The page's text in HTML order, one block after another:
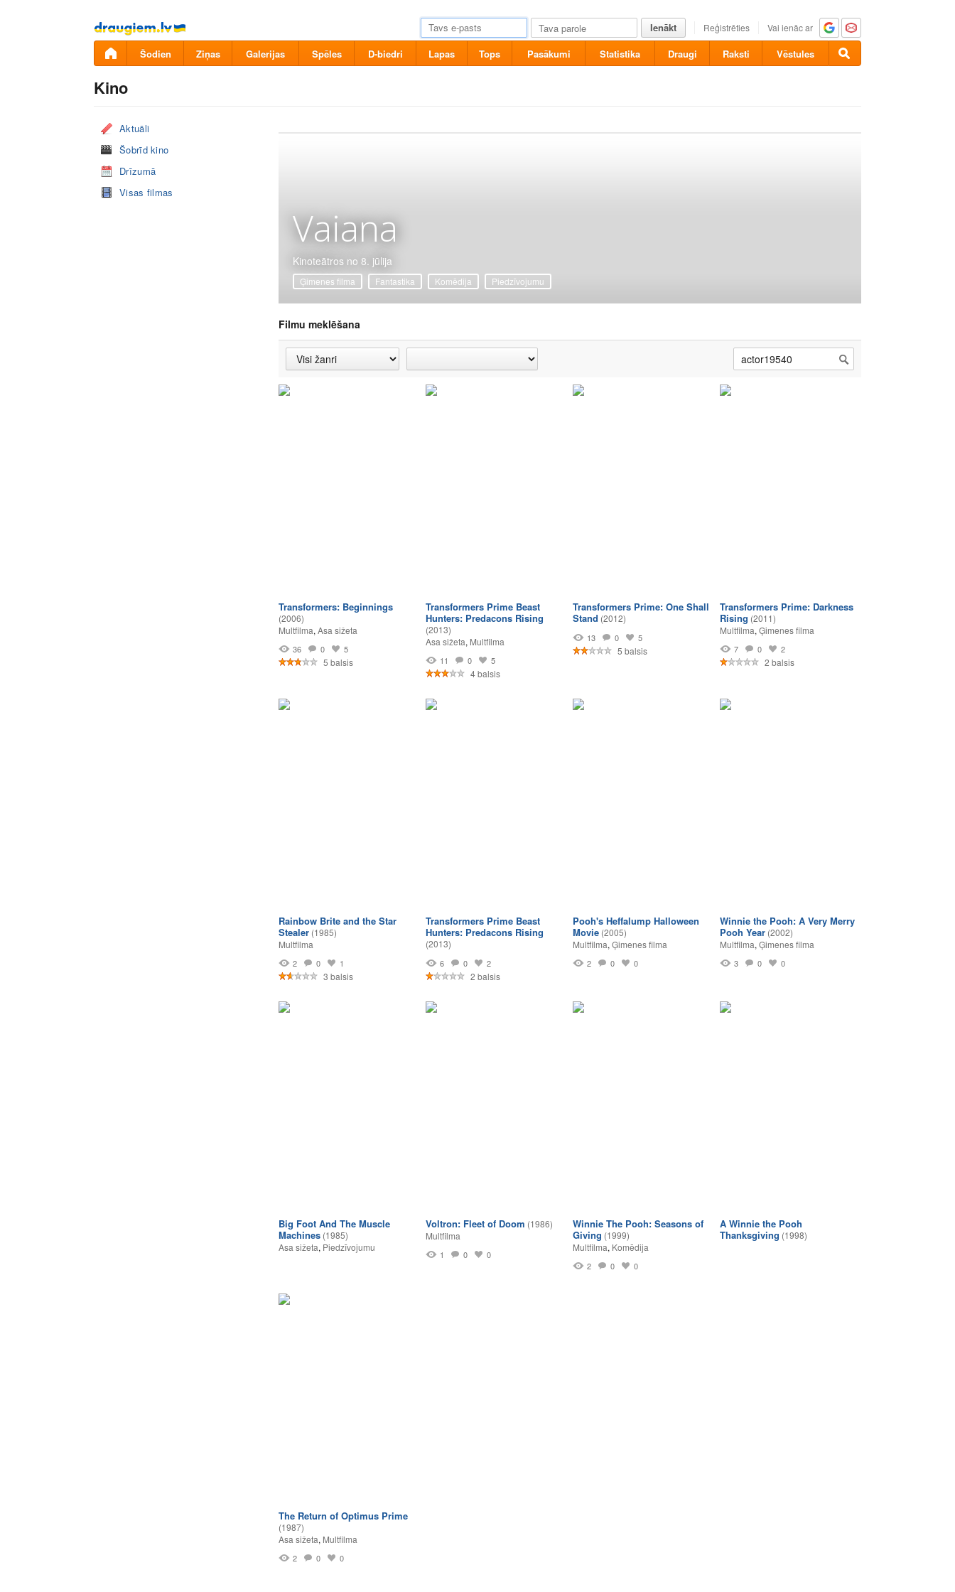
Pāriet
uz
saturu
Ienākt Reģistrēties Vai ienāc ar
Šodien Ziņas Galerijas Spēles D-biedri Lapas Tops Pasākumi Statistika Draugi Raksti Vēstules
Kino
Aktuāli
Šobrīd kino
Drīzumā
Visas filmas
Vaiana
Kinoteātros no 8. jūlija
Ģimenes filma Fantastika Komēdija Piedzīvojumu
Filmu meklēšana
Transformers: Beginnings
(2006)
Multfilma, Asa sižeta
36 0 5
5 balsis
Transformers Prime Beast
Hunters: Predacons Rising
(2013)
Asa sižeta, Multfilma
11 0 5
4 balsis
Transformers Prime: One Shall
Stand (2012)
13 0 5
5 balsis
Transformers Prime: Darkness
Rising (2011)
Multfilma, Ģimenes filma
7 0 2
2 balsis
Rainbow Brite and the Star
Stealer (1985)
Multfilma
2 0 1
3 balsis
Transformers Prime Beast
Hunters: Predacons Rising
(2013)
6 0 2
2 balsis
Pooh's Heffalump Halloween
Movie (2005)
Multfilma, Ģimenes filma
2 0 0
Winnie the Pooh: A Very Merry
Pooh Year (2002)
Multfilma, Ģimenes filma
3 0 0
Big Foot And The Muscle
Machines (1985)
Asa sižeta, Piedzīvojumu
Voltron: Fleet of Doom (1986)
Multfilma
1 0 0
Winnie The Pooh: Seasons of
Giving (1999)
Multfilma, Komēdija
2 0 0
A Winnie the Pooh
Thanksgiving (1998)
The Return of Optimus Prime
(1987)
Asa sižeta, Multfilma
2 0 0